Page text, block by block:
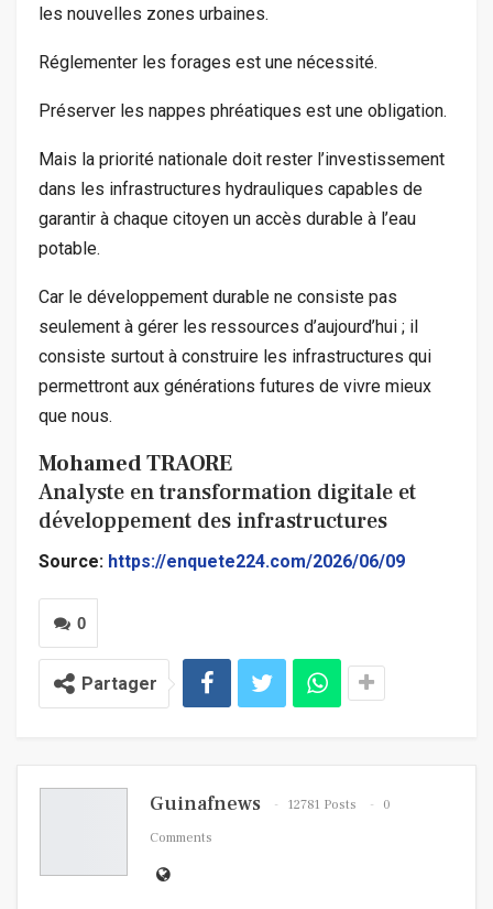
les nouvelles zones urbaines.
Réglementer les forages est une nécessité.
Préserver les nappes phréatiques est une obligation.
Mais la priorité nationale doit rester l’investissement
dans les infrastructures hydrauliques capables de
garantir à chaque citoyen un accès durable à l’eau
potable.
Car le développement durable ne consiste pas
seulement à gérer les ressources d’aujourd’hui ; il
consiste surtout à construire les infrastructures qui
permettront aux générations futures de vivre mieux
que nous.
Mohamed TRAORE
Analyste en transformation digitale et
développement des infrastructures
Source: https://enquete224.com/2026/06/09
0
Partager
Guinafnews 12781 Posts
0
Comments